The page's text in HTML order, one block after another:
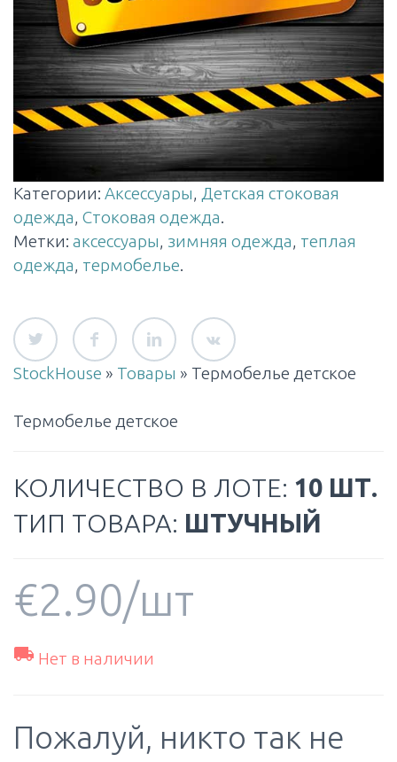
Категории: Аксессуары, Детская стоковая
одежда, Стоковая одежда.
Метки: аксессуары, зимняя одежда, теплая
одежда, термобелье.
StockHouse » Товары » Термобелье детское
Термобелье детское
КОЛИЧЕСТВО В ЛОТЕ: 10 ШТ.
ТИП ТОВАРА: ШТУЧНЫЙ
€2.90/шт
 Нет в наличии
Пожалуй, никто так не